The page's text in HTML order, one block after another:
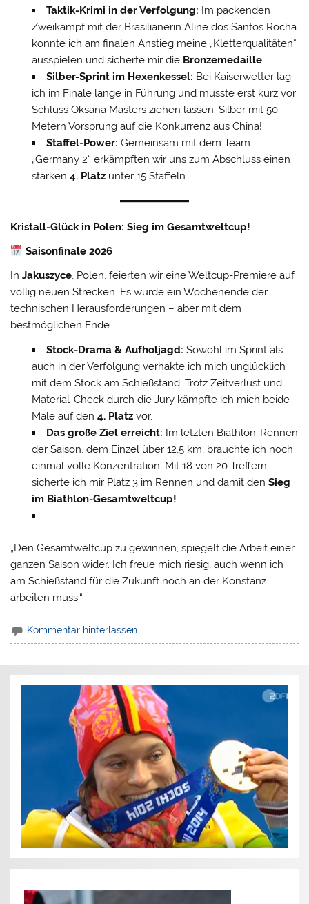
Taktik-Krimi in der Verfolgung: Im packenden
Zweikampf mit der Brasilianerin Aline dos Santos Rocha
konnte ich am finalen Anstieg meine „Kletterqualitäten“
ausspielen und sicherte mir die Bronzemedaille.
Silber-Sprint im Hexenkessel: Bei Kaiserwetter lag
ich im Finale lange in Führung und musste erst kurz vor
Schluss Oksana Masters ziehen lassen. Silber mit 50
Metern Vorsprung auf die Konkurrenz aus China!
Staffel-Power: Gemeinsam mit dem Team
„Germany 2“ erkämpften wir uns zum Abschluss einen
starken 4. Platzunter 15 Staffeln.
Kristall-Glück in Polen: Sieg im Gesamtweltcup!
Saisonfinale 2026
InJakuszyce, Polen, feierten wir eine Weltcup-Premiere auf
völlig neuen Strecken. Es wurde ein Wochenende der
technischen Herausforderungen – aber mit dem
bestmöglichen Ende.
Stock-Drama & Aufholjagd: Sowohl im Sprint als
auch in der Verfolgung verhakte ich mich unglücklich
mit dem Stock am Schießstand. Trotz Zeitverlust und
Material-Check durch die Jury kämpfte ich mich beide
Male auf den 4. Platzvor.
Das große Ziel erreicht: Im letzten Biathlon-Rennen
der Saison, dem Einzel über 12,5 km, brauchte ich noch
einmal volle Konzentration. Mit 18 von 20 Treffern
sicherte ich mir Platz 3 im Rennen und damit den Sieg
im Biathlon-Gesamtweltcup!
„Den Gesamtweltcup zu gewinnen, spiegelt die Arbeit einer
ganzen Saison wider. Ich freue mich riesig, auch wenn ich
am Schießstand für die Zukunft noch an der Konstanz
arbeiten muss.“
Kommentar hinterlassen